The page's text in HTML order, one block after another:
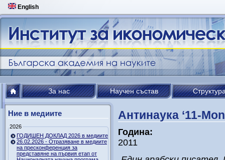
English
За нас Научен състав
Ние в медиите
2026
ГОДИШЕН ДОКЛАД 2026 в медиите
26.02.2026 - Отразяване в медиите
на пресконференция за
представяне на първия етап от
Антинаука ‘11-
Година:
2011